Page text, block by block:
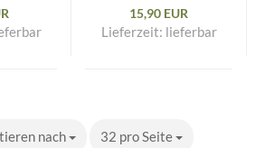
15,90 EUR
Lieferzeit: lieferbar
nach
nach 32 pro Seite
pro Seite